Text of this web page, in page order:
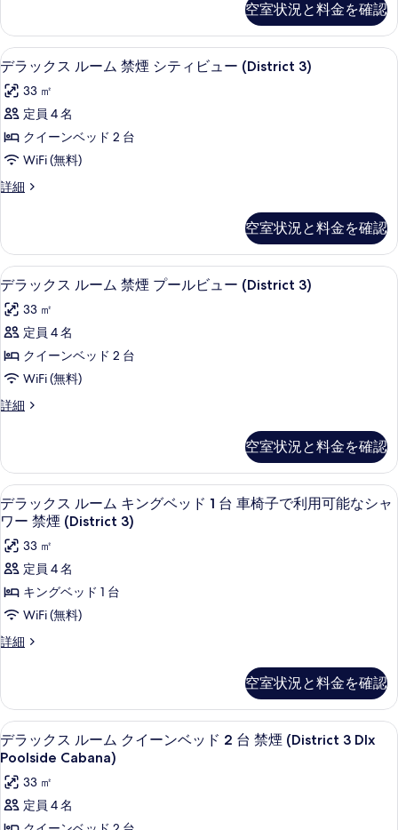
べ
て
の
写
真
を
表
示
ン
グ
ベ
ッ
ド
1
台
禁
3
&
Poolside
Cabana)
の
す
べ
て
真
を
表
示
す
る
ス
ル
ー
キ
ン
ベ
ッ
1
(District
3
&
Poolside
Cabana)
の
詳
空室状況と料金を確認
デ
ラ
ッ
ク
ス
ー
禁
煙
シ
テ
ィ
ビ
ュ
ー
の
す
べ
て
の
写
真
表
す
る
羽毛の掛け布団、ピロートップベッ
6
デラックス ルーム 禁煙 シティビュー (District 3)
33 ㎡
定員 4 名
クイーンベッド 2 台
WiFi (無料)
詳細
デ
ス
ル
ー
禁
煙
テ
ィ
ュ
の
詳
細
空室状況と料金を確認
デ
ラ
ッ
ク
ス
ー
禁
煙
プ
ー
ル
ビ
ュ
ー
(District
す
べ
て
の
写
真
羽毛の掛け布団、ピロートップベッ
6
デラックス ルーム 禁煙 プールビュー (District 3)
33 ㎡
定員 4 名
クイーンベッド 2 台
WiFi (無料)
詳細
デ
ス
ル
ー
ム
禁
煙
プ
ル
ビ
ー
詳
細
空室状況と料金を確認
デ
ラ
ッ
ク
ス
ル
ー
ン
グ
ベ
ッ
ド
1
羽毛の掛け布団、ピロートップベッ
8
デラックス ルーム キングベッド 1 台 車椅子で利用可能なシャ
ワー 禁煙 (District 3)
33 ㎡
定員 4 名
キングベッド 1 台
WiFi (無料)
詳細
デ
ス
ル
ー
ム
ン
グ
空室状況と料金を確認
デ
ラ
ッ
ク
ス
羽毛の掛け布団、ピロートップベッ
6
デラックス ルーム クイーンベッド 2 台 禁煙 (District 3 Dlx
Poolside Cabana)
33 ㎡
定員 4 名